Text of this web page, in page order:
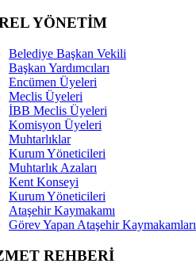
YÖNETİM
Belediye Başkan Vekili
Başkan Yardımcıları
Encümen Üyeleri
Meclis Üyeleri
İBB Meclis Üyeleri
Komisyon Üyeleri
Muhtarlıklar
Kurum Yöneticileri
Muhtarlık Azaları
Kent Konseyi
Kurum Yöneticileri
Ataşehir Kaymakamı
Görev Yapan Ataşehir Kaymakamları
REHBERİ